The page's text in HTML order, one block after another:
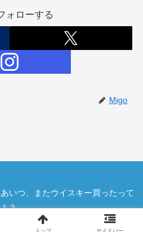
ォローする
Migo
いつ、またウイスキー買ったって
よ？.
トップ サイドバー